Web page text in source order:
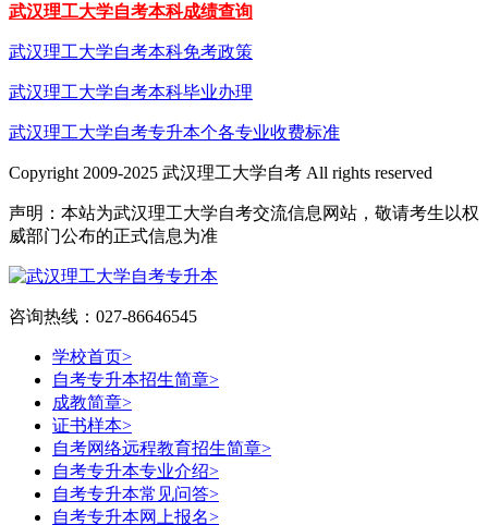
武汉理工大学自考本科成绩查询
武汉理工大学自考本科免考政策
武汉理工大学自考本科毕业办理
武汉理工大学自考专升本个各专业收费标准
Copyright 2009-2025 武汉理工大学自考 All rights reserved
声明：本站为武汉理工大学自考交流信息网站，敬请考生以权
威部门公布的正式信息为准
咨询热线：027-86646545
学校首页>
自考专升本招生简章>
成教简章>
证书样本>
自考网络远程教育招生简章>
自考专升本专业介绍>
自考专升本常见问答>
自考专升本网上报名>